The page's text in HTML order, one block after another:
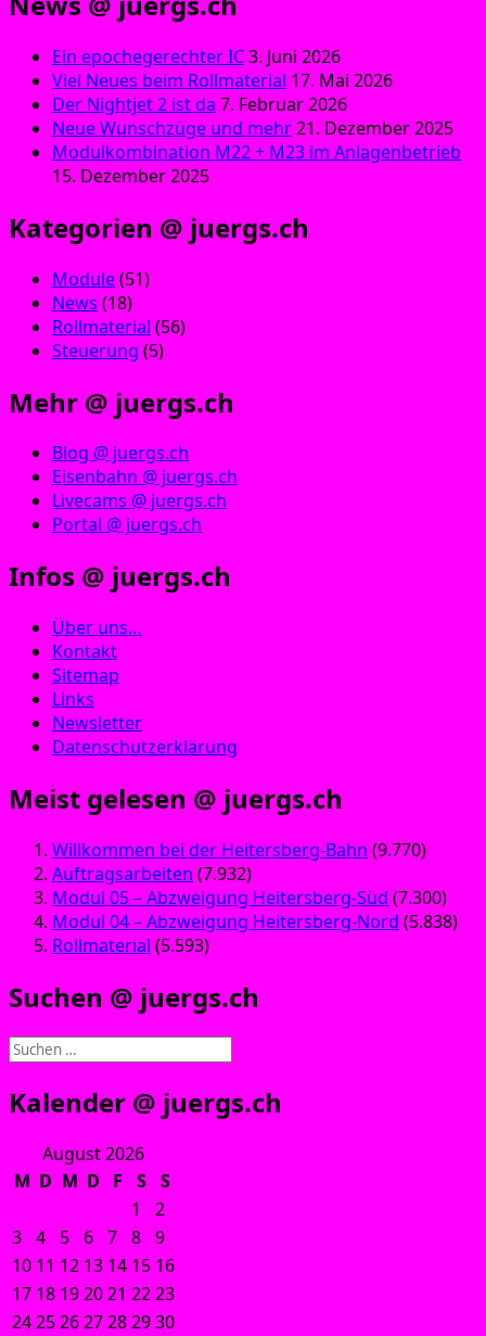
Ein epochegerechter IC3. Juni 2026
Viel Neues beim Rollmaterial 17. Mai 2026
Der Nightjet 2 ist da 7. Februar 2026
Neue Wunschzüge und mehr21. Dezember 2025
Modulkombination M22 + M23 im Anlagenbetrieb
15. Dezember 2025
Kategorien @ juergs.ch
Module(51)
News (18)
Rollmaterial (56)
Steuerung (5)
Mehr @ juergs.ch
Blog @ juergs.ch
Eisenbahn @ juergs.ch
Livecams @ juergs.ch
Portal @ juergs.ch
Infos @ juergs.ch
Über uns…
Kontakt
Sitemap
Links
Newsletter
Datenschutzerklärung
Meist gelesen @ juergs.ch
Willkommen bei der Heitersberg-Bahn (9.770)
Auftragsarbeiten (7.932)
Modul 05 – Abzweigung Heitersberg-Süd (7.300)
Modul 04 – Abzweigung Heitersberg-Nord (5.838)
Rollmaterial (5.593)
Suchen @ juergs.ch
Suchen
Kalender @ juergs.ch
August 2026
M D M D F S
S
1
2
3 4 5 6 7 8 9
10 11 12 13 14 15 16
17 18 192021 2223
24252627282930